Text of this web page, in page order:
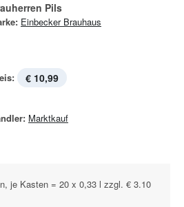
Pils
Einbecker Brauhaus
€ 10,99
Marktkauf
je Kasten = 20 x 0,33 l zzgl. € 3.10